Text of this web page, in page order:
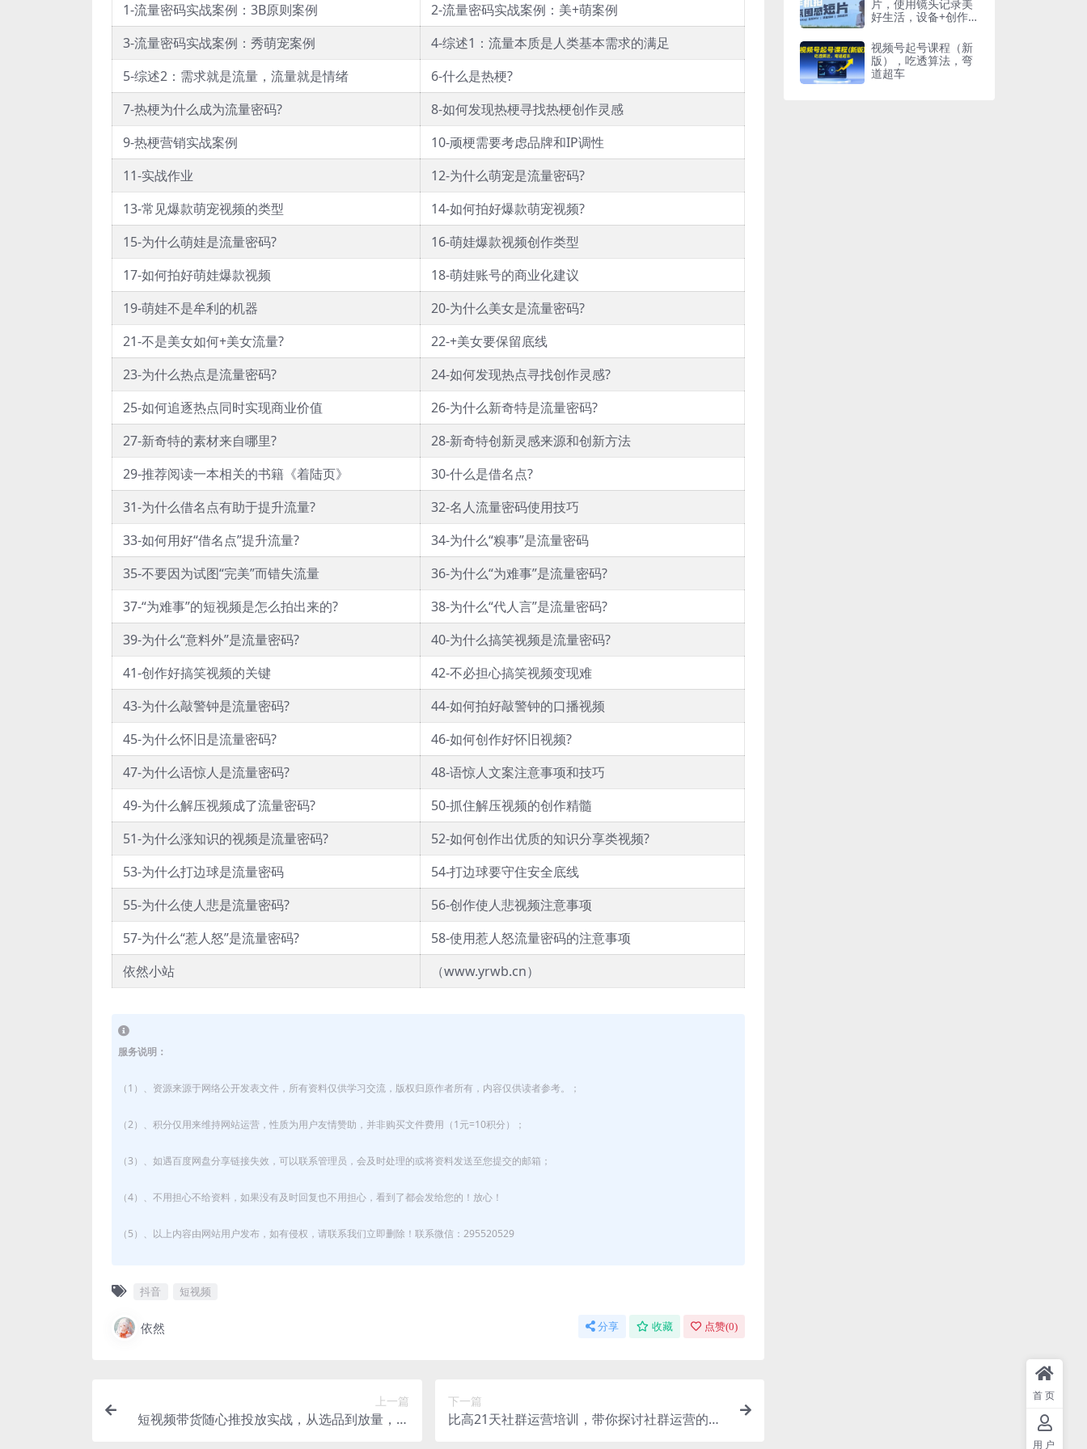
1-流量密码实战案例：3B原则案例
2-流量密码实战案例：美+萌案例
3-流量密码实战案例：秀萌宠案例
4-综述1：流量本质是人类基本需求的满足
5-综述2：需求就是流量，流量就是情绪
6-什么是热梗?
7-热梗为什么成为流量密码?
8-如何发现热梗寻找热梗创作灵感
9-热梗营销实战案例
10-顽梗需要考虑品牌和IP调性
11-实战作业
12-为什么萌宠是流量密码?
13-常见爆款萌宠视频的类型
14-如何拍好爆款萌宠视频?
15-为什么萌娃是流量密码?
16-萌娃爆款视频创作类型
17-如何拍好萌娃爆款视频
18-萌娃账号的商业化建议
19-萌娃不是牟利的机器
20-为什么美女是流量密码?
21-不是美女如何+美女流量?
22-+美女要保留底线
23-为什么热点是流量密码?
24-如何发现热点寻找创作灵感?
25-如何追逐热点同时实现商业价值
26-为什么新奇特是流量密码?
27-新奇特的素材来自哪里?
28-新奇特创新灵感来源和创新方法
29-推荐阅读一本相关的书籍《着陆页》
30-什么是借名点?
31-为什么借名点有助于提升流量?
32-名人流量密码使用技巧
33-如何用好“借名点”提升流量?
34-为什么“糗事”是流量密码
35-不要因为试图“完美”而错失流量
36-为什么“为难事”是流量密码?
37-“为难事”的短视频是怎么拍出来的?
38-为什么“代人言”是流量密码?
39-为什么“意料外”是流量密码?
40-为什么搞笑视频是流量密码?
41-创作好搞笑视频的关键
42-不必担心搞笑视频变现难
43-为什么敲警钟是流量密码?
44-如何拍好敲警钟的口播视频
45-为什么怀旧是流量密码?
46-如何创作好怀旧视频?
47-为什么语惊人是流量密码?
48-语惊人文案注意事项和技巧
49-为什么解压视频成了流量密码?
50-抓住解压视频的创作精髓
51-为什么涨知识的视频是流量密码?
52-如何创作出优质的知识分享类视频?
53-为什么打边球是流量密码
54-打边球要守住安全底线
55-为什么使人悲是流量密码?
56-创作使人悲视频注意事项
57-为什么“惹人怒”是流量密码?
58-使用惹人怒流量密码的注意事项
依然小站
（www.yrwb.cn）
服务说明：
（1）、资源来源于网络公开发表文件，所有资料仅供学习交流，版权归原作者所有，内容仅供读者参考。；
（2）、积分仅用来维持网站运营，性质为用户友情赞助，并非购买文件费用（1元=10积分）；
（3）、如遇百度网盘分享链接失效，可以联系管理员，会及时处理的或将资料发送至您提交的邮箱；
（4）、不用担心不给资料，如果没有及时回复也不用担心，看到了都会发给您的！放心！
（5）、以上内容由网站用户发布，如有侵权，请联系我们立即删除！联系微信：295520529
抖音 短视频
依然 分享 收藏 点赞(0)
上一篇
短视频带货随心推投放实战，从选品到放量，生
下一篇
比高21天社群运营培训，带你探讨社群运营的全
片，使用镜头记录美
好生活，设备+创作
流程一网打尽
视频号起号课程（新
版），吃透算法，弯
道超车
首页
用户